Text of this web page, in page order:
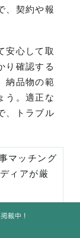
、契約や報
安心して取
り確認する
納品物の範
う。適正な
、トラブル
マッチング
ィアが厳
MAGAZINE